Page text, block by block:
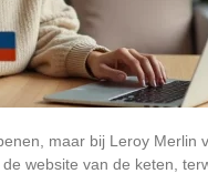
maar bij Leroy Merlin
website van de keten,